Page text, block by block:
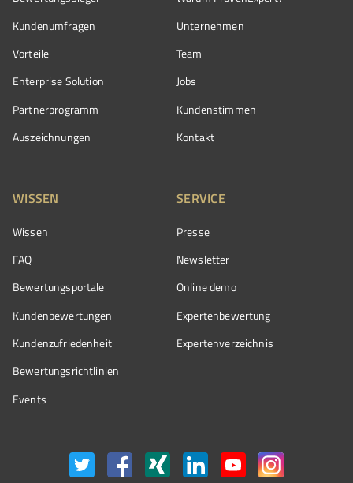
Kundenumfragen
Vorteile
Enterprise Solution
Partnerprogramm
Auszeichnungen
Unternehmen
Team
Jobs
Kundenstimmen
Kontakt
WISSEN
Wissen
FAQ
Bewertungsportale
Kundenbewertungen
Kundenzufriedenheit
Bewertungs­richtlinien
Events
SERVICE
Presse
Newsletter
Online demo
Expertenbewertung
Expertenverzeichnis